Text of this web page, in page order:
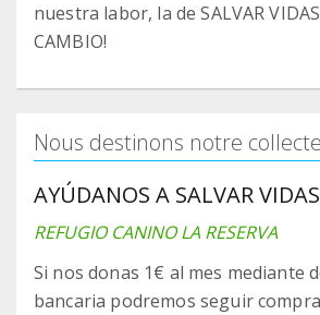
nuestra labor, la de SALVAR
CAMBIO!
Nous destinons notre
AYÚDANOS A SALVAR
REFUGIO CANINO LA RESERVA
Si nos donas 1€ al mes mediante
bancaria podremos seguir